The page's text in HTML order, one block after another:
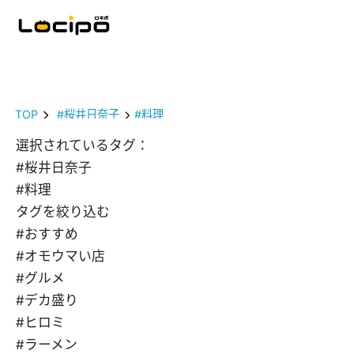
TOP #桜井日奈子 #料理
選択されているタグ：
#桜井日奈子
#料理
タグを絞り込む
#おすすめ
#オモウマい店
#グルメ
#デカ盛り
#ヒロミ
#ラーメン